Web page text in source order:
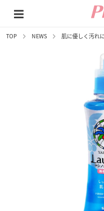
TOP NEWS 肌に優しく汚れ